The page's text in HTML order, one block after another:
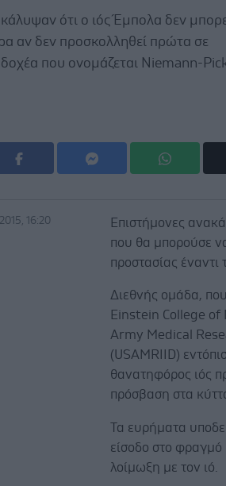
ότι ο ιός Έμπολα δεν
αν δεν προσκολληθεί πρώτα σε
που ονομάζεται Niemann-Pick
16:20
Επιστήμονες
που θα μπορούσε
προστασίας έναντι
Διεθνής ομάδα,
Einstein College of
Army Medical
(USAMRIID)
θανατηφόρος ιός
πρόσβαση στα
Τα ευρήματα
είσοδο στο
λοίμωξη με τον ιό.